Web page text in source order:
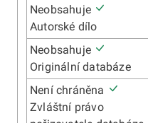
Neobsahuje
Autorské dílo
Neobsahuje
Originální databáze
Není chráněna
Zvláštní právo